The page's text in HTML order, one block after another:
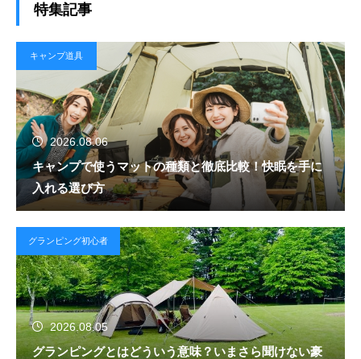
特集記事
キャンプ道具
2026.08.06
キャンプで使うマットの種類と徹底比較！快眠を手に
入れる選び方
グランピング初心者
2026.08.05
グランピングとはどういう意味？いまさら聞けない豪